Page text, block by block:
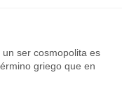
ser cosmopolita es
griego que en